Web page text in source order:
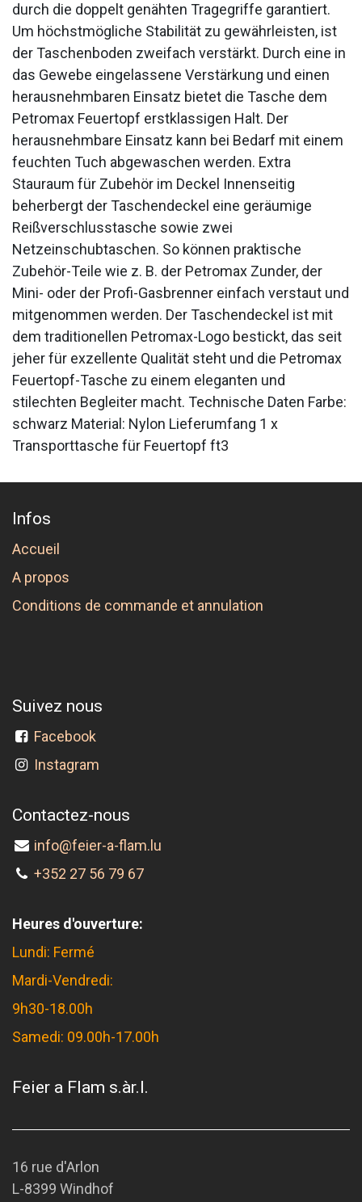
durch die doppelt genähten Tragegriffe garantiert.
Um höchstmögliche Stabilität zu gewährleisten, ist
der Taschenboden zweifach verstärkt. Durch eine in
das Gewebe eingelassene Verstärkung und einen
herausnehmbaren Einsatz bietet die Tasche dem
Petromax Feuertopf erstklassigen Halt. Der
herausnehmbare Einsatz kann bei Bedarf mit einem
feuchten Tuch abgewaschen werden. Extra
Stauraum für Zubehör im Deckel Innenseitig
beherbergt der Taschendeckel eine geräumige
Reißverschlusstasche sowie zwei
Netzeinschubtaschen. So können praktische
Zubehör-Teile wie z. B. der Petromax Zunder, der
Mini- oder der Profi-Gasbrenner einfach verstaut und
mitgenommen werden. Der Taschendeckel ist mit
dem traditionellen Petromax-Logo bestickt, das seit
jeher für exzellente Qualität steht und die Petromax
Feuertopf-Tasche zu einem eleganten und
stilechten Begleiter macht. Technische Daten Farbe:
schwarz Material: Nylon Lieferumfang 1 x
Transporttasche für Feuertopf ft3
Infos
Accueil
A propos
Conditions de commande et annulation
Suivez nous
Facebook
Instagram
Contactez-nous
info@feier-a-flam.lu
+352 27 56 79 67
Heures d'ouverture:
Lundi: Fermé
Mardi-Vendredi:
9h30-18.00h
Samedi: 09.00h-17.00h
Feier a Flam s.àr.l.
16 rue d'Arlon
L-8399 Windhof